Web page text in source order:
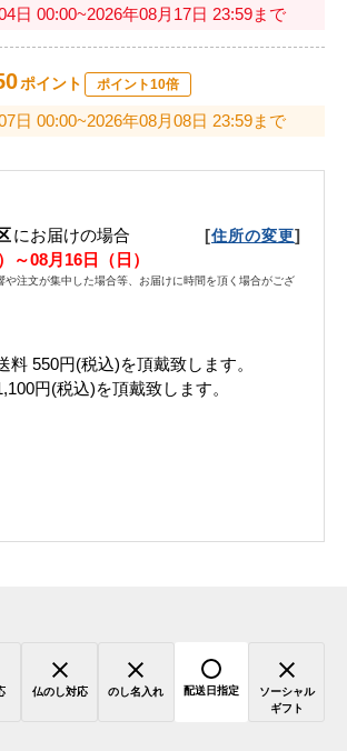
日 00:00~2026年08月17日 23:59まで
ポイント ポイント10倍
日 00:00~2026年08月08日 23:59まで
にお届けの場合 [住所の変更]
～08月16日（日）
や注文が集中した場合等、お届けに時間を頂く場合がござ
料 550円(税込)を頂戴致します。
円(税込)を頂戴致します。
仏のし対応 のし名入れ 配送日指定
ソーシャル
ギフト